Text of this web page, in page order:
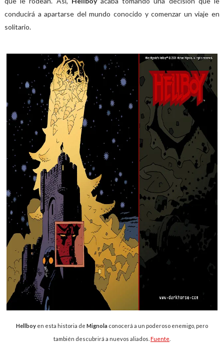
conducirá a apartarse del mundo conocido y comenzar un viaje en
solitario.
Hellboy en esta historia de Mignola conocerá a un poderoso enemigo, pero
también descubrirá a nuevos aliados. Fuente